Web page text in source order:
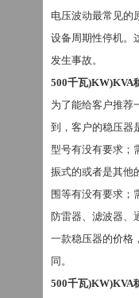
电压波动最常见的
设备周期性停机。
发生事故。
500千瓦)KW)KVA
为了能给客户推荐
到，客户的稳压器
型号有没有要求；
振式的或者是其他
围等有没有要求；
防雷器、滤波器、
一款稳压器的价格
同。
500千瓦)KW)KVA